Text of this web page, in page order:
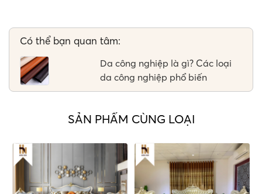
Có thể bạn quan tâm:
Da công nghiệp là gì? Các loại
da công nghiệp phổ biến
SẢN PHẨM CÙNG LOẠI